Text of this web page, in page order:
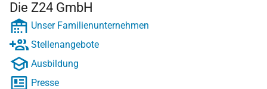
Die Z24 GmbH
Unser Familienunternehmen
Stellenangebote
Ausbildung
Presse